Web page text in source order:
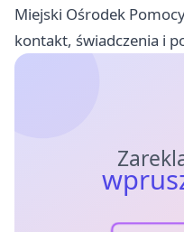
Miejski Ośrodek
kontakt, świadczenia i